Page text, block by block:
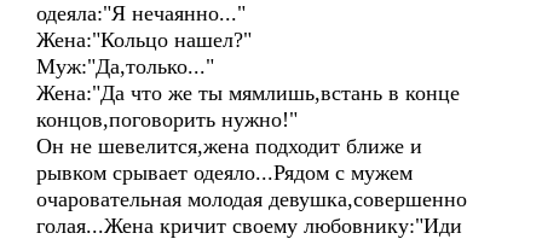
одеяла:"Я нечаянно..."
Жена:"Кольцо нашел?"
Муж:"Да,только..."
Жена:"Да что же ты мямлишь,встань в конце
концов,поговорить нужно!"
Он не шевелится,жена подходит ближе и
рывком срывает одеяло...Рядом с мужем
очаровательная молодая девушка,совершенно
голая...Жена кричит своему любовнику:"Иди